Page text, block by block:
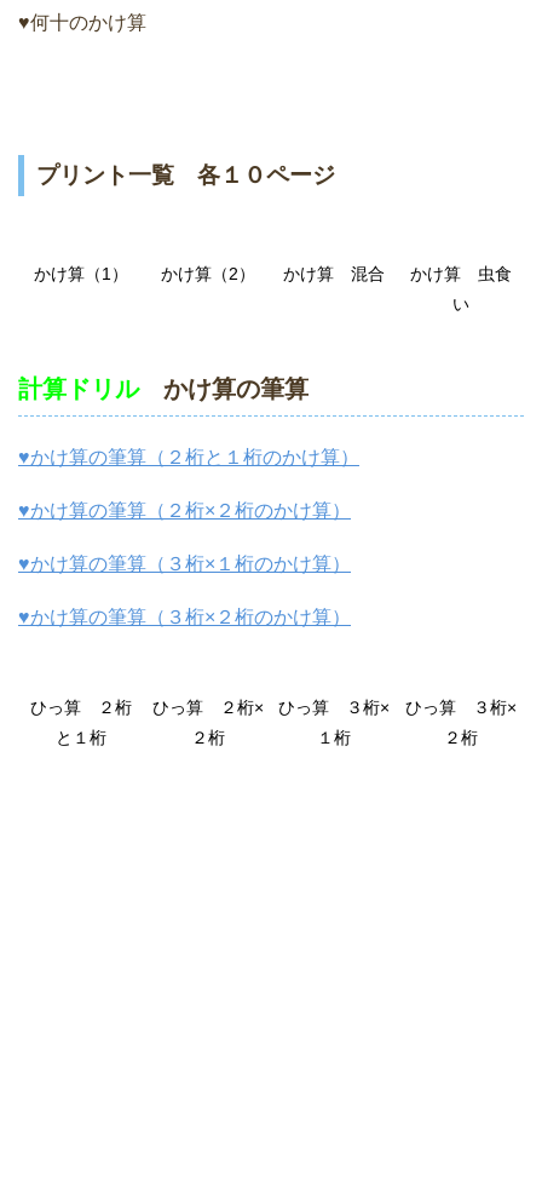
♥何十のかけ算
プリント一覧 各１０ページ
かけ算（1） かけ算（2） かけ算 混合
かけ算 虫食
い
計算ドリル かけ算の筆算
♥かけ算の筆算（２桁と１桁のかけ算）
♥かけ算の筆算（２桁×２桁のかけ算）
♥かけ算の筆算（３桁×１桁のかけ算）
♥かけ算の筆算（３桁×２桁のかけ算）
ひっ算 ２桁
と１桁
ひっ算 ２桁×
２桁
ひっ算 ３桁×
１桁
ひっ算 ３桁×
２桁